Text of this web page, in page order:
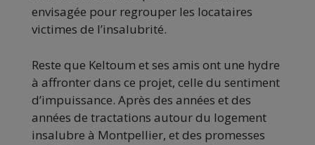
envisagée pour regrouper les locataires
victimes de l’insalubrité.
Reste que Keltoum et ses amis ont une hydre
à affronter dans ce projet, celle du sentiment
d’impuissance. Après des années et des
années de tractations autour du logement
insalubre à Montpellier, et des promesses